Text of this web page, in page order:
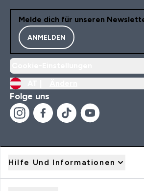
Melde dich für unseren
ANMELDEN
Folge uns
Hilfe Und Informationen